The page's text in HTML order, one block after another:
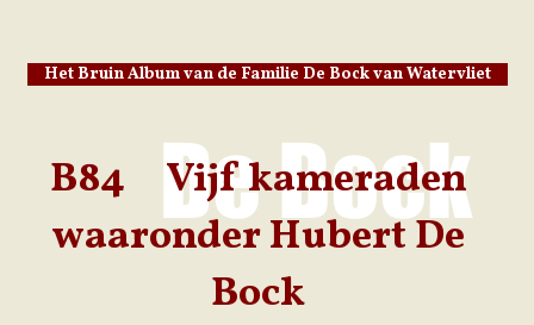
Het Bruin Album van de Familie De Bock van Watervliet
B84 Vijf kameraden
waaronder Hubert De
Bock